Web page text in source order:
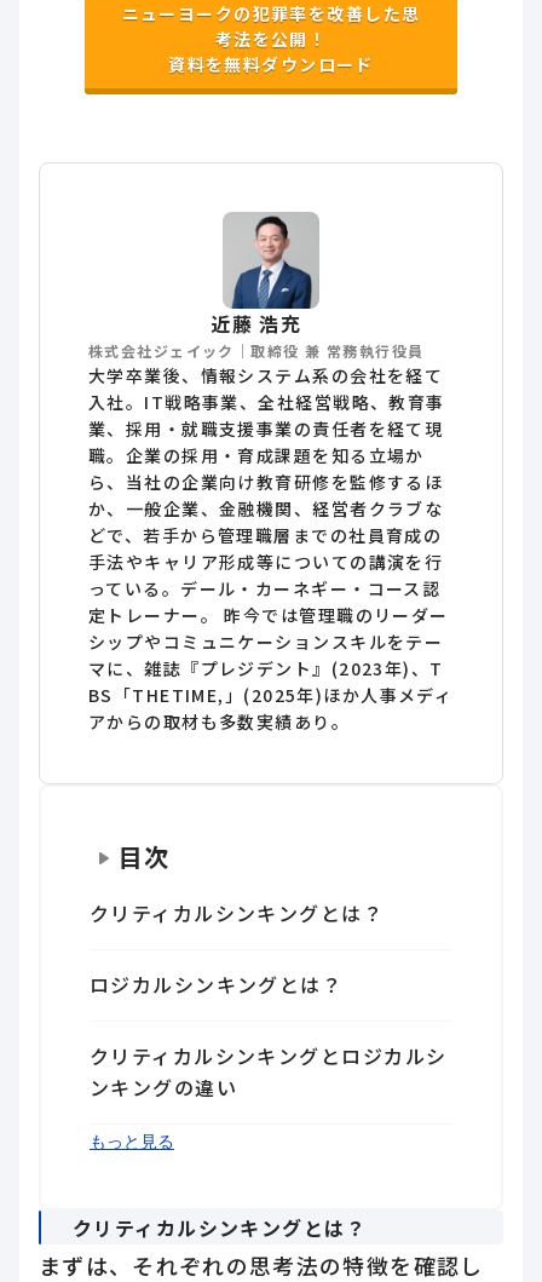
ニューヨークの犯罪率を改善した思
考法を公開！
資料を無料ダウンロード
近藤 浩充
株式会社ジェイック｜取締役 兼 常務執行役員
大学卒業後、情報システム系の会社を経て
入社。IT戦略事業、全社経営戦略、教育事
業、採用・就職支援事業の責任者を経て現
職。企業の採用・育成課題を知る立場か
ら、当社の企業向け教育研修を監修するほ
か、一般企業、金融機関、経営者クラブな
どで、若手から管理職層までの社員育成の
手法やキャリア形成等についての講演を行
っている。デール・カーネギー・コース認
定トレーナー。 昨今では管理職のリーダー
シップやコミュニケーションスキルをテー
マに、雑誌『プレジデント』(2023年)、T
BS「THETIME,」(2025年)ほか人事メディ
アからの取材も多数実績あり。
目次
クリティカルシンキングとは？
ロジカルシンキングとは？
クリティカルシンキングとロジカルシ
ンキングの違い
クリティカルシンキングとロジカルシ
まとめ
もっと見る
クリティカルシンキングとは？
まずは、それぞれの思考法の特徴を確認し